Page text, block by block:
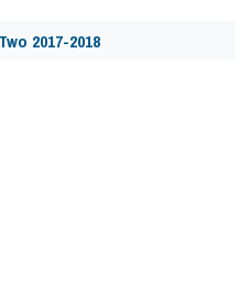
2017-2018